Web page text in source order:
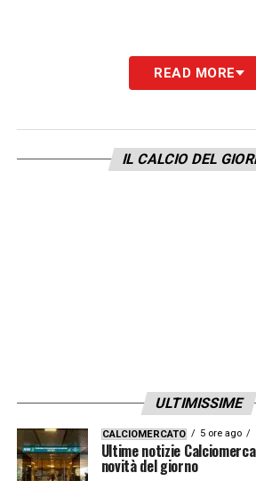
READ MORE
IL CALCIO DEL
ULTIMISSIME
CALCIOMERCATO 5 ore ago
Ultime notizie
novità del giorno